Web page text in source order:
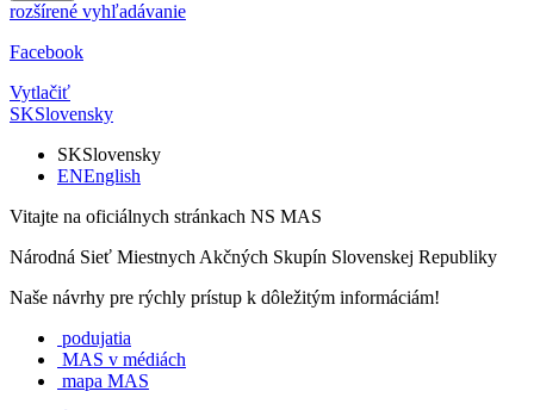
rozšírené vyhľadávanie
Facebook
Vytlačiť
SKSlovensky
SKSlovensky
ENEnglish
Vitajte na oficiálnych stránkach NS MAS
Národná Sieť Miestnych Akčných Skupín Slovenskej Republiky
Naše návrhy pre rýchly prístup k dôležitým informáciám!
podujatia
MAS v médiách
mapa MAS